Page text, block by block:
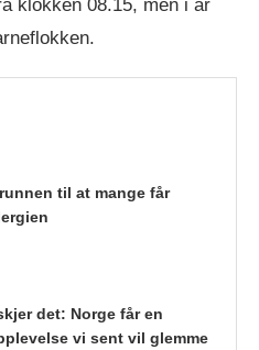
klokken 08.15, men i år
til at mange får
det: Norge får en
vi sent vil glemme